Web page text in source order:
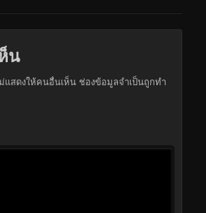
น
แสดงให้คนอื่นเห็น ช่องข้อมูลจำเป็นถูกทำ